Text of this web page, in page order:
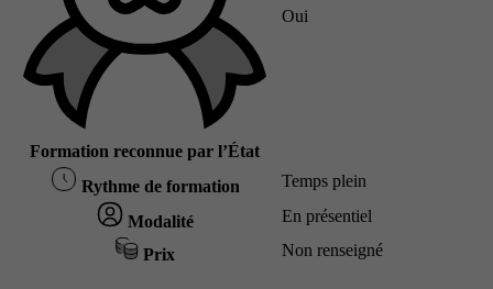
Formation reconnue par l’État
Oui
Rythme de formation Temps plein
Modalité En présentiel
Prix Non renseigné